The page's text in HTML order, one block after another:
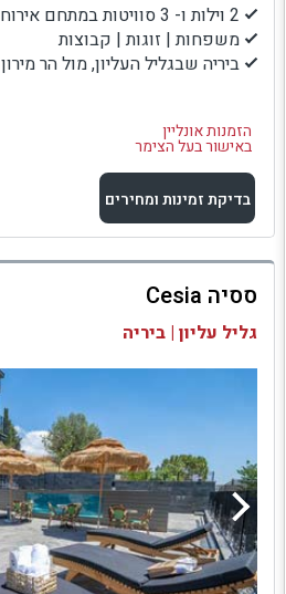
2 וילות ו- 3 סוויטות במתחם אירוח אחד
משפחות | זוגות | קבוצות
ביריה שבגליל העליון, מול הר מירון
הזמנות אונליין
באישור בעל הצימר
בדיקת זמינות ומחירים
למתחם זה
בדיקת זמינות ומחירים
ססיה Cesia
גליל עליון | ביריה